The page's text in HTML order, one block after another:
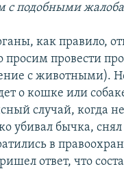
с подобными
как правило,
провести
с животными).
о кошке или
случай, когда
убивал бычка,
в
ответ, что